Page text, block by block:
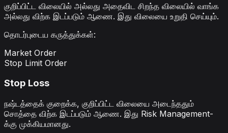
குறிப்பிட்ட விலையில் அல்லது அதைவிட சிறந்த விலையில் வாங்க
அல்லது விற்க இடப்படும் ஆணை. இது விலையை உறுதி செய்யும்.
தொடர்புடைய கருத்துக்கள்:
Market Order
Stop Limit Order
Stop Loss
நஷ்டத்தைக் குறைக்க, குறிப்பிட்ட விலையை அடைந்ததும்
சொத்தை விற்க இடப்படும் ஆணை. இது Risk Management-
க்கு முக்கியமானது.